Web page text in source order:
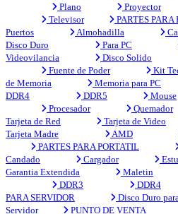
Plano
Proyector
Televisor
PARTES PARA
Puertos
Almohadilla
Disco Duro
Para PC
Videovilancia
Disco Solido
Fuente de Poder
Kit
de Memoria
Memoria para PC
DDR4
DDR5 Mouse
Procesador
Quemador
Tarjeta de Red
Tarjeta de Video
Tarjeta Madre
AMD
PARTES PARA PORTATIL
Candado
Cargador
Garantia Extendida
Maletin
DDR3
DDR4
PARA SERVIDOR
Disco Duro
Servidor
PUNTO DE VENTA